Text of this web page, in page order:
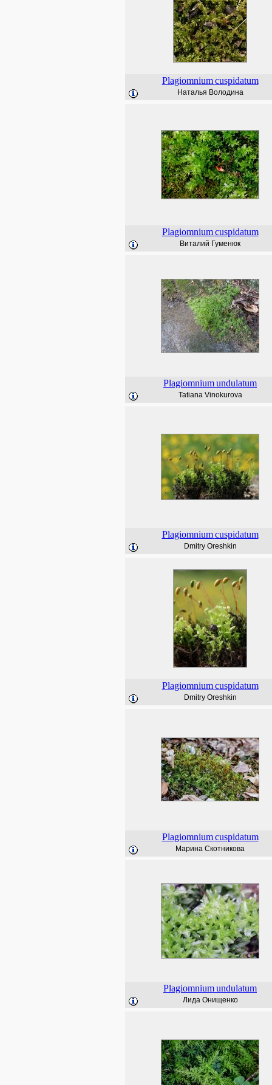
Plagiomnium cuspidatum
Наталья Володина
Plagiomnium cuspidatum
Виталий Гуменюк
Plagiomniumundulatum
Tatiana Vinokurova
Plagiomnium cuspidatum
Dmitry Oreshkin
Plagiomnium cuspidatum
Dmitry Oreshkin
Plagiomnium cuspidatum
Марина Скотникова
Plagiomniumundulatum
Лида Онищенко